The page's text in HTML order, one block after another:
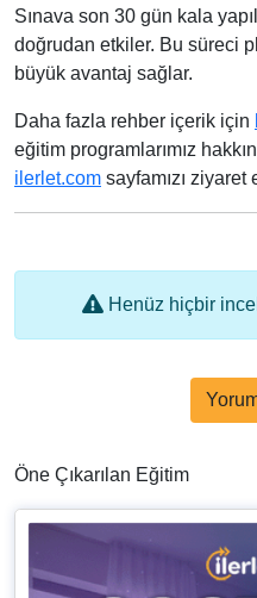
Sınava son 30 gün kala
doğrudan etkiler. Bu süreci
büyük avantaj sağlar.
Daha fazla rehber içerik için
eğitim programlarımız
ilerlet.com sayfamızı
Henüz hiçbir
Öne Çıkarılan Eğitim